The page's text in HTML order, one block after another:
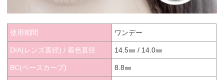
使用期間 ワンデー
DIA(レンズ直径) / 着色直径 14.5㎜ / 14.0㎜
BC(ベースカーブ) 8.8㎜